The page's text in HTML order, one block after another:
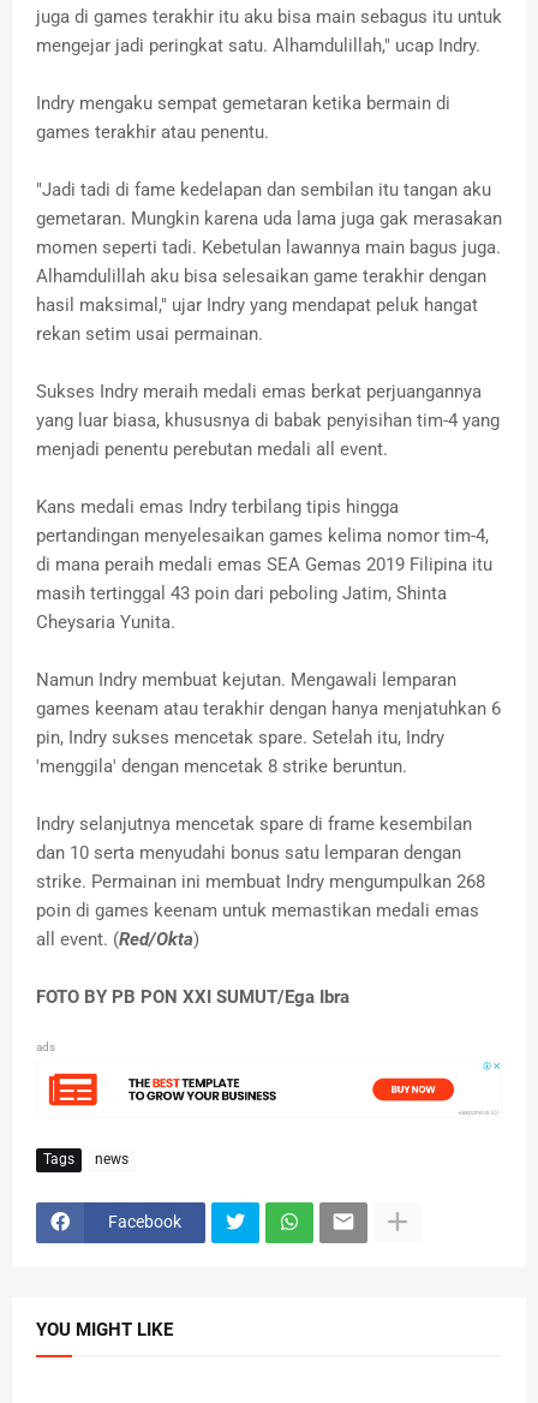
juga di games terakhir itu aku bisa main sebagus itu untuk
mengejar jadi peringkat satu. Alhamdulillah," ucap Indry.
Indry mengaku sempat gemetaran ketika bermain di
games terakhir atau penentu.
"Jadi tadi di fame kedelapan dan sembilan itu tangan aku
gemetaran. Mungkin karena uda lama juga gak merasakan
momen seperti tadi. Kebetulan lawannya main bagus juga.
Alhamdulillah aku bisa selesaikan game terakhir dengan
hasil maksimal," ujar Indry yang mendapat peluk hangat
rekan setim usai permainan.
Sukses Indry meraih medali emas berkat perjuangannya
yang luar biasa, khususnya di babak penyisihan tim-4 yang
menjadi penentu perebutan medali all event.
Kans medali emas Indry terbilang tipis hingga
pertandingan menyelesaikan games kelima nomor tim-4,
di mana peraih medali emas SEA Gemas 2019 Filipina itu
masih tertinggal 43 poin dari peboling Jatim, Shinta
Cheysaria Yunita.
Namun Indry membuat kejutan. Mengawali lemparan
games keenam atau terakhir dengan hanya menjatuhkan 6
pin, Indry sukses mencetak spare. Setelah itu, Indry
'menggila' dengan mencetak 8 strike beruntun.
Indry selanjutnya mencetak spare di frame kesembilan
dan 10 serta menyudahi bonus satu lemparan dengan
strike. Permainan ini membuat Indry mengumpulkan 268
poin di games keenam untuk memastikan medali emas
all event. (Red/Okta)
FOTO BY PB PON XXI SUMUT/Ega Ibra
ads
Tags news
Facebook
YOU MIGHT LIKE